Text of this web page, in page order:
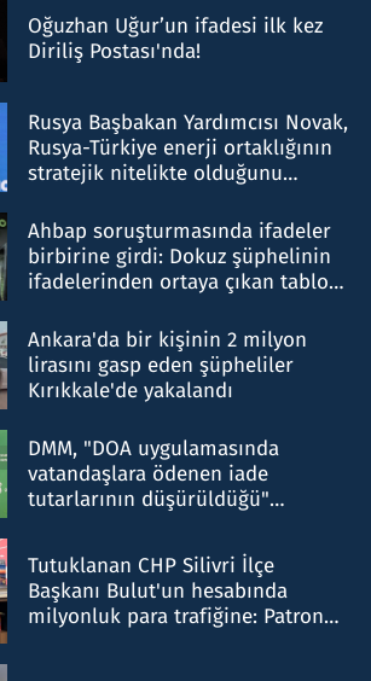
Oğuzhan Uğur’un ifadesi ilk kez
Diriliş Postası'nda!
Rusya Başbakan Yardımcısı Novak,
Rusya-Türkiye enerji ortaklığının
stratejik nitelikte olduğunu
Ahbap soruşturmasında ifadeler
birbirine girdi: Dokuz şüphelinin
ifadelerinden ortaya çıkan tablo
Ankara'da bir kişinin 2 milyon
lirasını gasp eden şüpheliler
Kırıkkale'de yakalandı
DMM, "DOA uygulamasında
vatandaşlara ödenen iade
tutarlarının düşürüldüğü"
Tutuklanan CHP Silivri İlçe
Başkanı Bulut'un hesabında
milyonluk para trafiğine: Patron